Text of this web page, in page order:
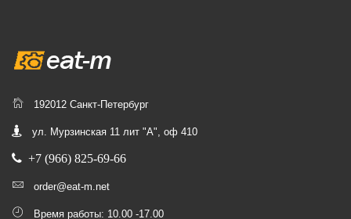
192012 Санкт-Петербург
ул. Мурзинская 11 лит "А", оф 410
+7 (966) 825-69-66
order@eat-m.net
Время работы: 10.00 -17.00